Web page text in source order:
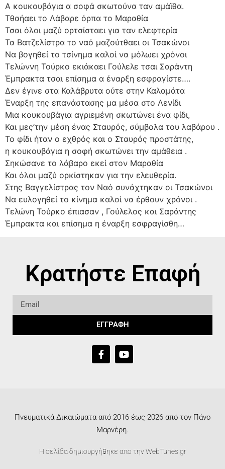
Α κουκουβάγια α σοφά σκωτούνα ταν αμάϊθα.
Τθαήαει το Λάβαρε όρπα το Μαραθία
Τσαι όλοι μαζύ ορτσίσταει για ταν ελεφτερία
Τα Βατζελίστρα το ναό μαζούτθαει οι Τσακώνοι
Να βογηθεί το τσίνημα καλοί να μόλωει χρόνοι
Τελώννη Τούρκο εκιάκαει Γούλελε τσαι Σαράντη
Έμπρακτα τσαι επίσημα α έναρξη εσφραγίστε….
Δεν έγινε στα Καλάβρυτα ούτε στην Καλαμάτα
Έναρξη της επανάστασης μα μέσα στο Λενίδι
Μια κουκουβάγια αγριεμένη σκωτώνει ένα φίδι,
Και μες’την μέση ένας Σταυρός, σύμβολα του λαβάρου .
Το φίδι ήταν ο εχθρός και ο Σταυρός προστάτης,
η κουκουβάγια η σοφή σκωτώνει την αμάθεια .
Σηκώσανε το λάβαρο εκεί στον Μαραθία
Και όλοι μαζύ ορκίστηκαν για την ελευθερία.
Στης Βαγγελίστρας τον Ναό συνάχτηκαν οι Τσακώνοι
Να ευλογηθεί το κίνημα καλοί να έρθουν χρόνοι .
Τελώνη Τούρκο έπιασαν , Γούλελος και Σαράντης
Έμπρακτα και επίσημα η έναρξη εσφραγίσθη…
Κρατήστε Επαφή
ΕΓΓΡΑΦΗ
Πνευματικά Δικαιώματα από 2016 έως 2026 από τον Πάνο
Μαρνέρη.
Η σελίδα δημιουργήθηκε απο τηνWebTunes.gr